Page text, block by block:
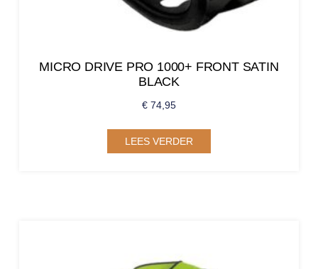
MICRO DRIVE PRO 1000+ FRONT SATIN
BLACK
€ 74,95
LEES VERDER